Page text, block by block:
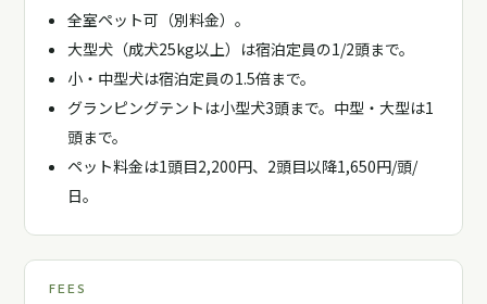
全室ペット可（別料金）。
大型犬（成犬25kg以上）は宿泊定員の1/2頭まで。
小・中型犬は宿泊定員の1.5倍まで。
グランピングテントは小型犬3頭まで。中型・大型は1
頭まで。
ペット料金は1頭目2,200円、2頭目以降1,650円/頭/
日。
FEES